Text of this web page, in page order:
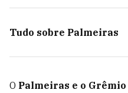
Tudo sobre Palmeiras
O Palmeiras e o Grêmio